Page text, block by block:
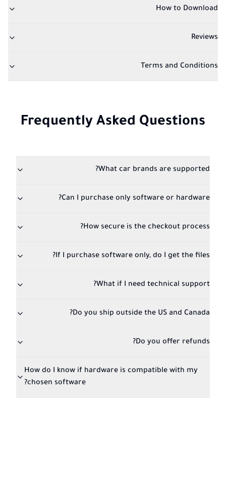
How to Download
Reviews
Terms and Conditions
Frequently Asked Questions
What car brands are supported?
Can I purchase only software or hardware?
How secure is the checkout process?
If I purchase software only, do I get the files?
What if I need technical support?
Do you ship outside the US and Canada?
Do you offer refunds?
How do I know if hardware is compatible with my
chosen software?